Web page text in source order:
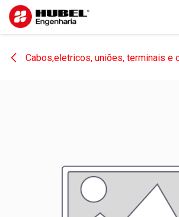
Pular para o conteúdo
Cabos,eletricos, uniões, terminais e